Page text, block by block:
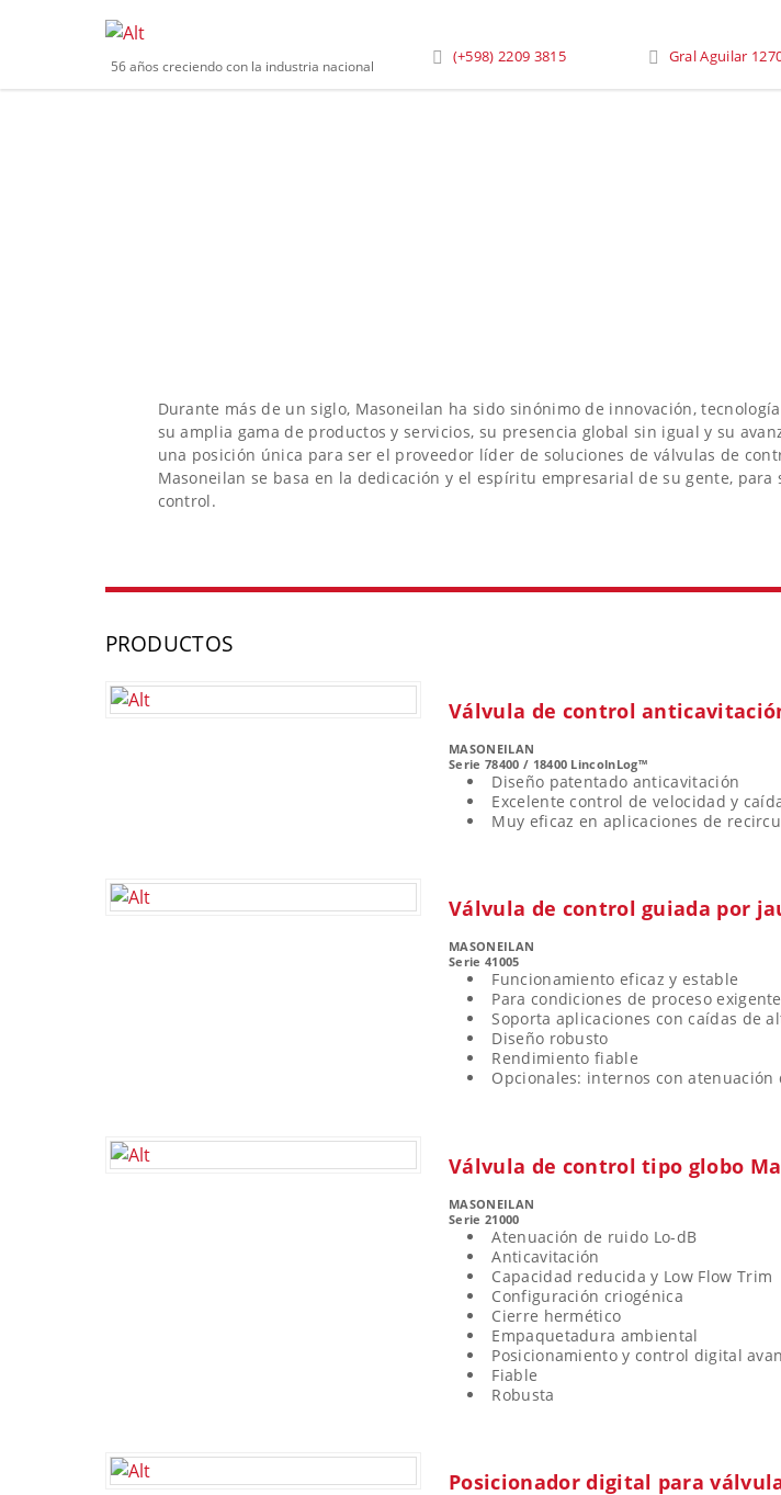
56 años creciendo con la industria nacional
(+598) 2209 3815 Gral Aguilar
Durante más de un siglo, Masoneilan ha sido sinónimo de innovación,
su amplia gama de productos y servicios, su presencia global sin igual y su
una posición única para ser el proveedor líder de soluciones de válvulas de
Masoneilan se basa en la dedicación y el espíritu empresarial de su gente,
control.
PRODUCTOS
Válvula de control
MASONEILAN
Serie 78400 / 18400 LincolnLog™
Diseño patentado anticavitación
Excelente control de velocidad y
Muy eficaz en aplicaciones de
Válvula de control guiada por
MASONEILAN
Serie 41005
Funcionamiento eficaz y estable
Para condiciones de proceso
Soporta aplicaciones con caídas de
Diseño robusto
Rendimiento fiable
Opcionales: internos con
Válvula de control tipo globo
MASONEILAN
Serie 21000
Atenuación de ruido Lo-dB
Anticavitación
Capacidad reducida y Low Flow Trim
Configuración criogénica
Cierre hermético
Empaquetadura ambiental
Posicionamiento y control digital
Fiable
Robusta
Posicionador digital para